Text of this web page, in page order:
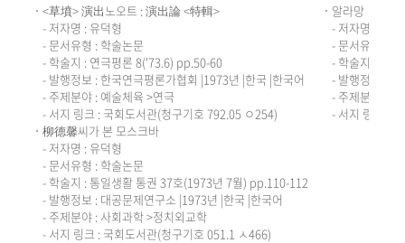
<草墳> 演出노오트 : 演出論 <特輯>
- 저자명 : 유덕형
- 문서유형 : 학술논문
- 학술지 : 연극평론 8('73.6) pp.50-60
- 발행정보 : 한국연극평론가협회 |1973년 |한국 |한국어
- 주제분야 : 예술체육 >연극
- 서지 링크 : 국회도서관(청구기호 792.05 ㅇ254)
柳德馨씨가 본 모스크바
- 저자명 : 유덕형
- 문서유형 : 학술논문
- 학술지 : 통일생활 통권 37호(1973년 7월) pp.110-112
- 발행정보 : 대공문제연구소 |1973년 |한국 |한국어
- 주제분야 : 사회과학 >정치외교학
- 서지 링크 : 국회도서관(청구기호 051.1 ㅅ466)
알라망
- 저자명 : 유덕
- 문서유형 : 학
- 학술지 : 현
- 발행정보 :
- 주제분야 : 예
- 서지 링크 :